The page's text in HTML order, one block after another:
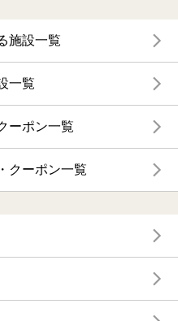
施設一覧
一覧
ーポン一覧
クーポン一覧